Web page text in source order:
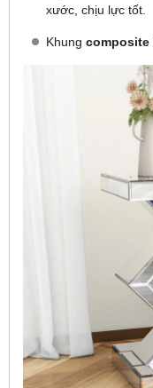
xước, chịu lực tốt.
Khung composite